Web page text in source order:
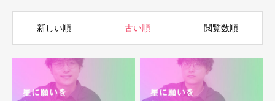
新しい順 古い順 閲覧数順